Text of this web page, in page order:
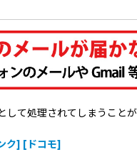
して処理されてしまうこと
ク] [ドコモ]